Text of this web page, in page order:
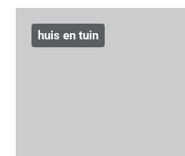
huis en tuin